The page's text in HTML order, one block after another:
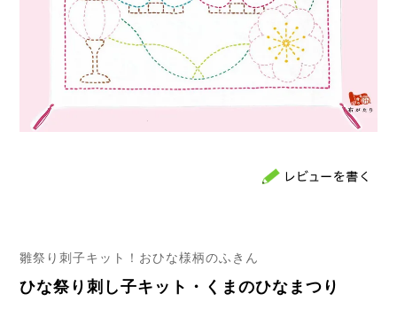
雛祭り刺子キット！おひな様柄のふきん
ひな祭り刺し子キット・くまのひなまつり